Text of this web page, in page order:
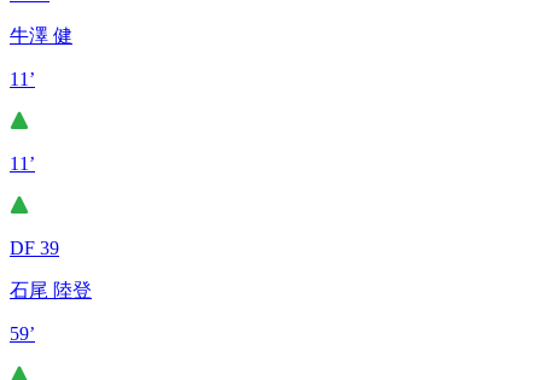
牛澤 健
11’
11’
DF 39
石尾 陸登
59’